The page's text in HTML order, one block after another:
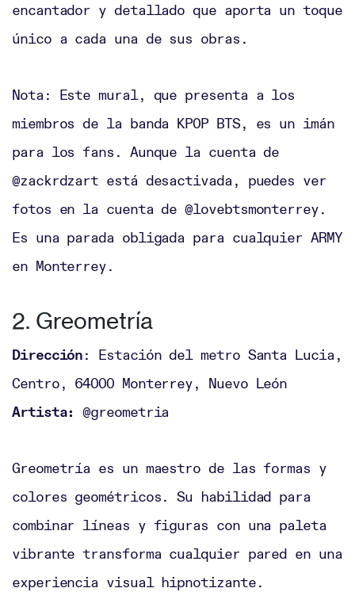
encantador y detallado que aporta un toque
único a cada una de sus obras.
Nota: Este mural, que presenta a los
miembros de la banda KPOP BTS, es un imán
para los fans. Aunque la cuenta de
@zackrdzart está desactivada, puedes ver
fotos en la cuenta de @lovebtsmonterrey.
Es una parada obligada para cualquier ARMY
en Monterrey.
2. Greometría
Dirección: Estación del metro Santa Lucia,
Centro, 64000 Monterrey, Nuevo León
Artista:@greometria
Greometría es un maestro de las formas y
colores geométricos. Su habilidad para
combinar líneas y figuras con una paleta
vibrante transforma cualquier pared en una
experiencia visual hipnotizante.